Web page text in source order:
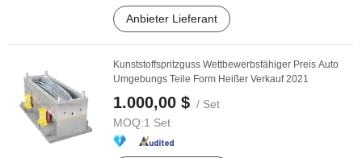
Anbieter Lieferant
Kunststoffspritzguss Wettbewerbsfähiger Preis Auto
Umgebungs Teile Form Heißer Verkauf 2021
1.000,00 $ / Set
MOQ:1 Set